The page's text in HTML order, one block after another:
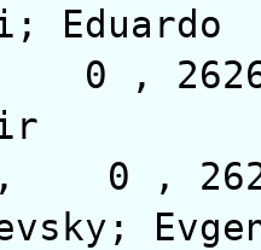
Eduardo
, 0 ,
0 ,